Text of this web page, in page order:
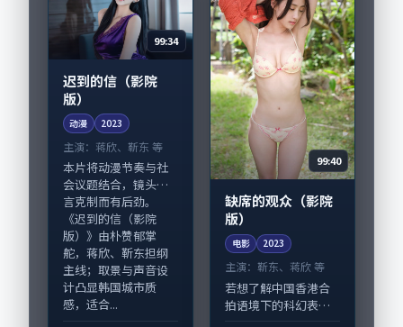
99:34
迟到的信（影院
版）
动漫 2023
主演： 蒋欣、靳东 等
本片将动漫节奏与社
会议题结合，镜头语
言克制而有后劲。
《迟到的信（影院
版）》由朴赞郁掌
舵，蒋欣、靳东担纲
主线；取景与声音设
计凸显韩国城市质
感，适合...
99:40
缺席的观众（影院
版）
电影 2023
主演：靳东、蒋欣 等
若想了解中国香港合
拍语境下的科幻表